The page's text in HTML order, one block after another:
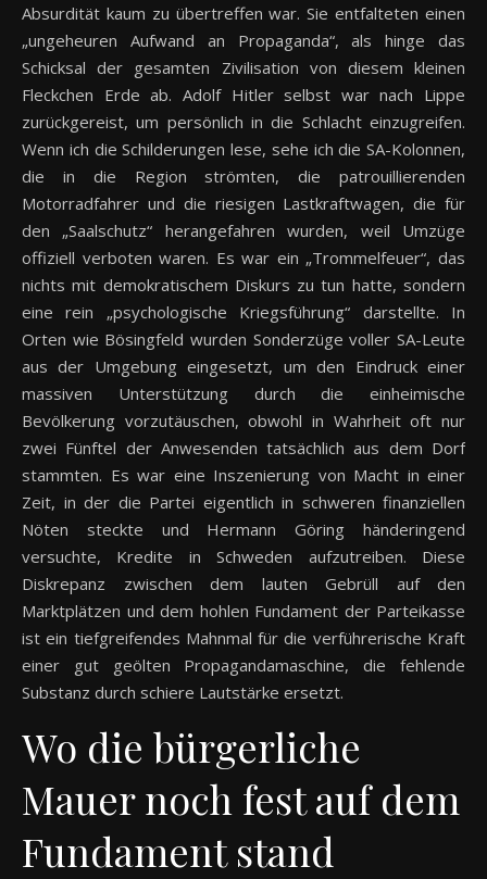
Absurdität kaum zu übertreffen war. Sie entfalteten einen
„ungeheuren Aufwand an Propaganda“, als hinge das
Schicksal der gesamten Zivilisation von diesem kleinen
Fleckchen Erde ab. Adolf Hitler selbst war nach Lippe
zurückgereist, um persönlich in die Schlacht einzugreifen.
Wenn ich die Schilderungen lese, sehe ich die SA-Kolonnen,
die in die Region strömten, die patrouillierenden
Motorradfahrer und die riesigen Lastkraftwagen, die für
den „Saalschutz“ herangefahren wurden, weil Umzüge
offiziell verboten waren. Es war ein „Trommelfeuer“, das
nichts mit demokratischem Diskurs zu tun hatte, sondern
eine rein „psychologische Kriegsführung“ darstellte. In
Orten wie Bösingfeld wurden Sonderzüge voller SA-Leute
aus der Umgebung eingesetzt, um den Eindruck einer
massiven Unterstützung durch die einheimische
Bevölkerung vorzutäuschen, obwohl in Wahrheit oft nur
zwei Fünftel der Anwesenden tatsächlich aus dem Dorf
stammten. Es war eine Inszenierung von Macht in einer
Zeit, in der die Partei eigentlich in schweren finanziellen
Nöten steckte und Hermann Göring händeringend
versuchte, Kredite in Schweden aufzutreiben. Diese
Diskrepanz zwischen dem lauten Gebrüll auf den
Marktplätzen und dem hohlen Fundament der Parteikasse
ist ein tiefgreifendes Mahnmal für die verführerische Kraft
einer gut geölten Propagandamaschine, die fehlende
Substanz durch schiere Lautstärke ersetzt.
Wo die bürgerliche
Mauer noch fest auf dem
Fundament stand